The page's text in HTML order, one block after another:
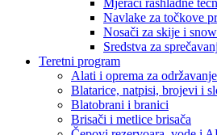
Mjerači rashladne
Navlake za točkove
Nosači za skije i
Sredstva za
Teretni program
Alati i oprema za održavanje
Blatarice, natpisi, brojevi i
Blatobrani i branici
Brisači i metlice brisača